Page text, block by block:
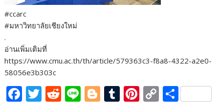
#ccarc
#มหาวิทยาลัยเชียงใหม่
.
อ่านเพิ่มเติมที่
https://www.cmu.ac.th/th/article/579363c3-f8a8-4322-a2e0-
58056e3b303c
F T R Li Bl T Pi C S